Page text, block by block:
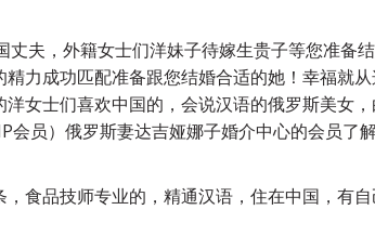
夫，外籍女士们洋妹子待嫁生贵子等您准备
力成功匹配准备跟您结婚合适的她！幸福就
女士们喜欢中国的，会说汉语的俄罗斯美女
员）俄罗斯妻达吉娅娜子婚介中心的会员了
食品技师专业的，精通汉语，住在中国，有